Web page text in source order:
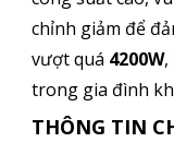
chỉnh giảm để
vượt quá 4200W,
trong gia đình
THÔNG TIN